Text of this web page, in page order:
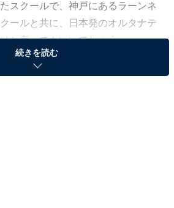
スクールで、神戸にあるラーンネ
ールと共に、日本発のオルタナテ
と言ってもいいでしょう。
ついて、理事長の堀江由香里さん
続きを読む